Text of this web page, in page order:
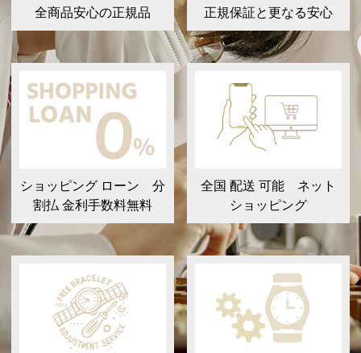
全商品安心の正規品 正規保証と更なる安心
ショッピング ローン 分
割払 金利手数料無料
全国 配送 可能 ネット
ショッピング